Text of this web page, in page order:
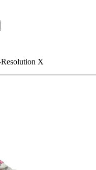
Resolution X